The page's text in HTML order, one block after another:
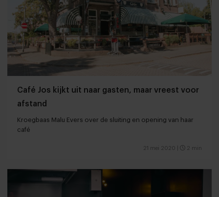
Café Jos kijkt uit naar gasten, maar vreest voor
afstand
Kroegbaas Malu Evers over de sluiting en opening van haar
café
21 mei 2020 2 min